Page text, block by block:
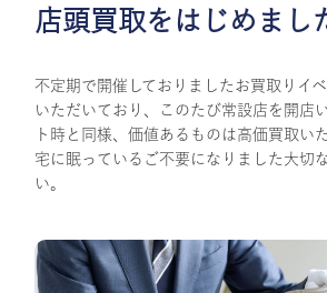
店頭買取をはじめまし
不定期で開催しておりましたお買取りイ
いただいており、このたび常設店を開店
ト時と同様、価値あるものは高価買取い
宅に眠っているご不要になりました大切
い。